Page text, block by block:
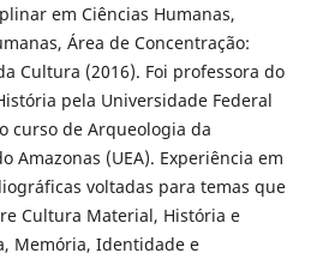
em Ciências Humanas,
Área de Concentração:
Cultura (2016). Foi professora do
pela Universidade Federal
curso de Arqueologia da
Amazonas (UEA). Experiência em
voltadas para temas que
Cultura Material, História e
Memória, Identidade e